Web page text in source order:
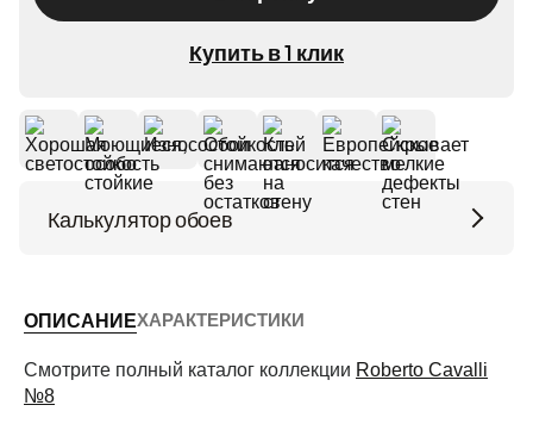
Купить в 1 клик
Калькулятор обоев
Периметр комнаты (м)
ОПИСАНИЕХАРАКТЕРИСТИКИ
Смотрите полный каталог коллекции Roberto Cavalli
№8